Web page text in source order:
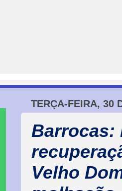
TERÇA-FEIRA, 30
Barrocas:
Velho